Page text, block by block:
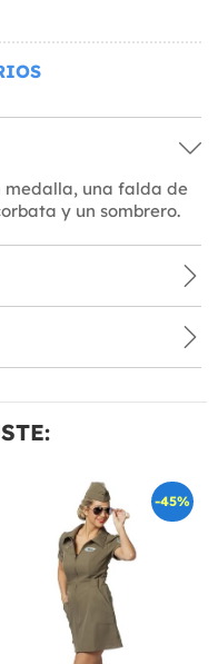
medalla, una falda de
y un sombrero.
-45%